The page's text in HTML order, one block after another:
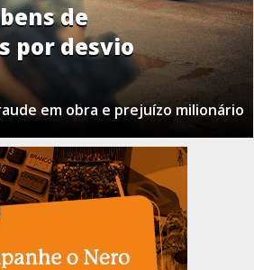
de
por desvio
em obra e prejuízo milionário